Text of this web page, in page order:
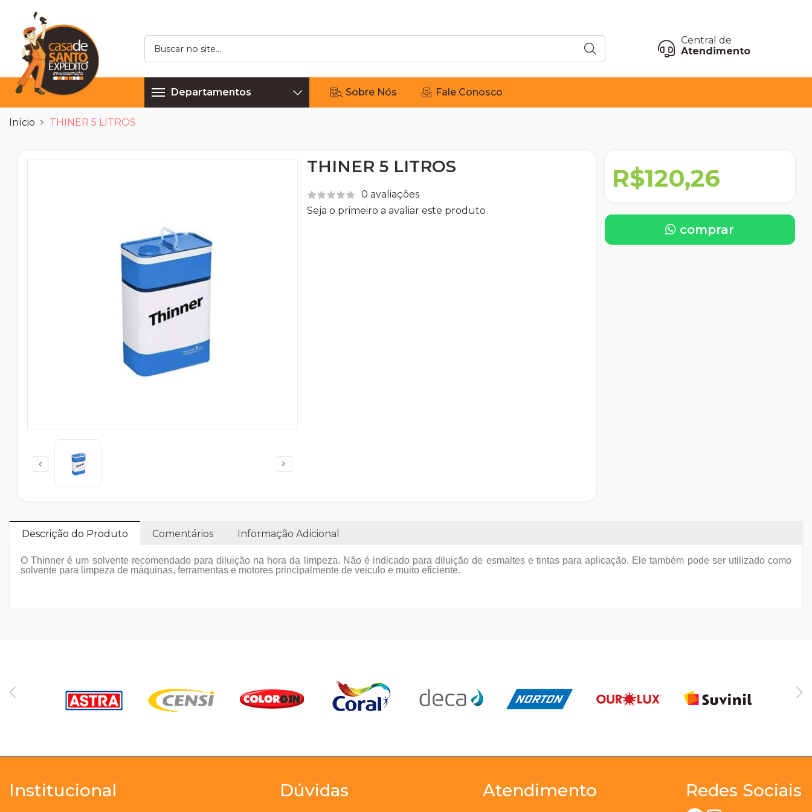
Central de
Atendimento
Departamentos Sobre Nós Fale Conosco
Início THINER 5 LITROS
THINER 5 LITROS
0 avaliações
Seja o primeiro a avaliar este produto
R$120,26
comprar
Descrição do Produto Comentários Informação Adicional
O Thinner é um solvente recomendado para diluição na hora da limpeza. Não é indicado para diluição de esmaltes e tintas para aplicação. Ele também pode ser utilizado como
solvente para limpeza de máquinas, ferramentas e motores principalmente de veiculo e muito eficiente.
Institucional Dúvidas Atendimento Redes Sociais